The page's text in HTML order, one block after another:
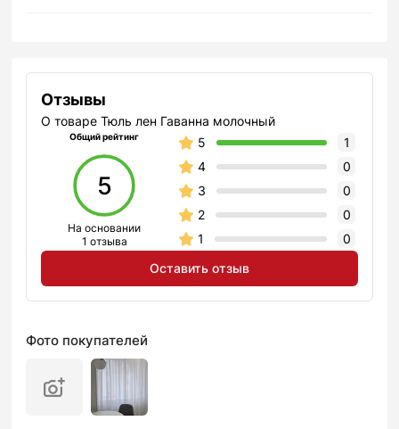
Отзывы
О товаре Тюль лен Гаванна молочный
Общий рейтинг
5
На основании
1 отзыва
5
1
4
0
3
0
2
0
1
0
Оставить отзыв
Фото покупателей